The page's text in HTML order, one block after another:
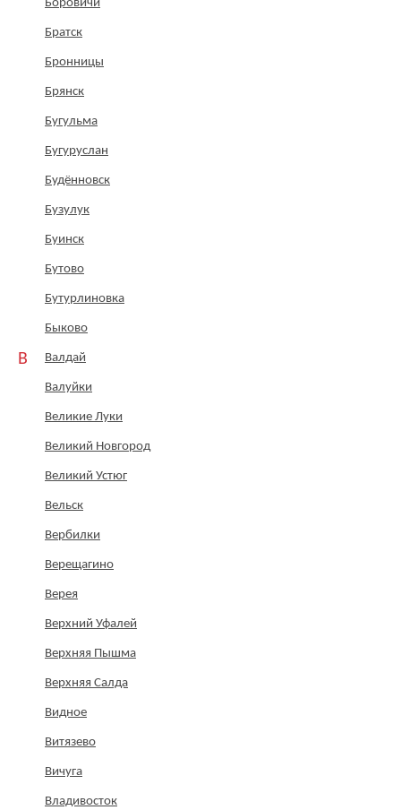
Боровичи
Братск
Бронницы
Брянск
Бугульма
Бугуруслан
Будённовск
Бузулук
Буинск
Бутово
Бутурлиновка
Быково
В Валдай
Валуйки
Великие Луки
Великий Новгород
Великий Устюг
Вельск
Вербилки
Верещагино
Верея
Верхний Уфалей
Верхняя Пышма
Верхняя Салда
Видное
Витязево
Вичуга
Владивосток